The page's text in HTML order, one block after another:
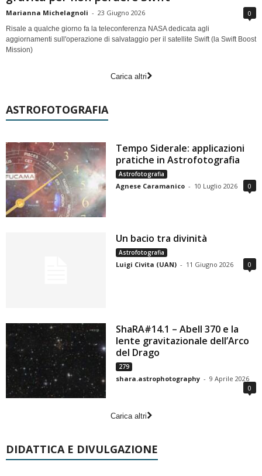
Marianna Michelagnoli - 23 Giugno 2026 0
Risale a qualche giorno fa la teleconferenza NASA dedicata agli
aggiornamenti sull'operazione di salvataggio per il satellite Swift (la Swift Boost
Mission)
Carica altri
ASTROFOTOGRAFIA
Tempo Siderale: applicazioni
pratiche in Astrofotografia
Astrofotografia
Agnese Caramanico - 10 Luglio 2026 0
Un bacio tra divinità
Astrofotografia
Luigi Civita (UAN) - 11 Giugno 2026 0
ShaRA#14.1 – Abell 370 e la
lente gravitazionale dell’Arco
del Drago
279
shara.astrophotography - 9 Aprile 2026
0
Carica altri
DIDATTICA E DIVULGAZIONE